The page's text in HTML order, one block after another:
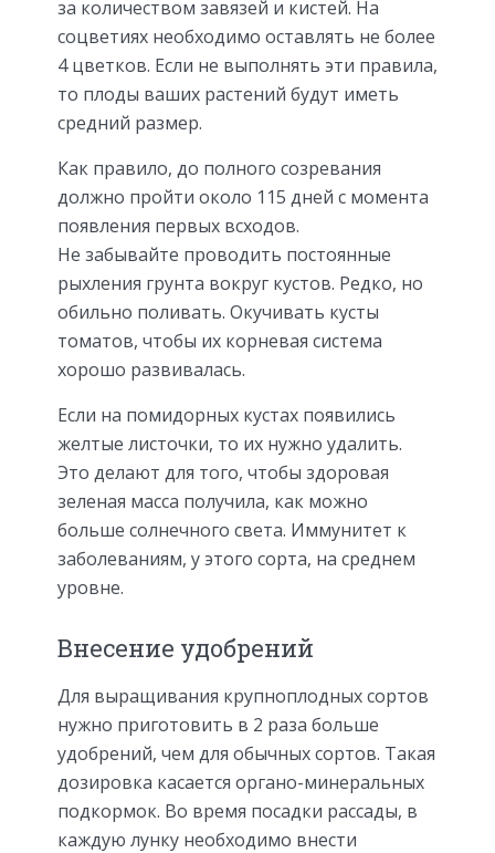
за количеством завязей и кистей. На
соцветиях необходимо оставлять не более
4 цветков. Если не выполнять эти правила,
то плоды ваших растений будут иметь
средний размер.
Как правило, до полного созревания
должно пройти около 115 дней с момента
появления первых всходов.
Не забывайте проводить постоянные
рыхления грунта вокруг кустов. Редко, но
обильно поливать. Окучивать кусты
томатов, чтобы их корневая система
хорошо развивалась.
Если на помидорных кустах появились
желтые листочки, то их нужно удалить.
Это делают для того, чтобы здоровая
зеленая масса получила, как можно
больше солнечного света. Иммунитет к
заболеваниям, у этого сорта, на среднем
уровне.
Внесение удобрений
Для выращивания крупноплодных сортов
нужно приготовить в 2 раза больше
удобрений, чем для обычных сортов. Такая
дозировка касается органо-минеральных
подкормок. Во время посадки рассады, в
каждую лунку необходимо внести